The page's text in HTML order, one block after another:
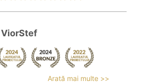
ViorStef
Arată mai multe >>